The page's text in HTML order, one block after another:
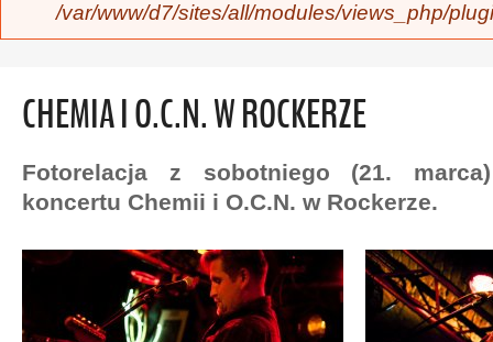
/var/www/d7/sites/all/modules/views_php/
CHEMIA I O.C.N. W ROCKERZE
Fotorelacja z sobotniego (21. marca)
koncertu Chemii i O.C.N. w Rockerze.